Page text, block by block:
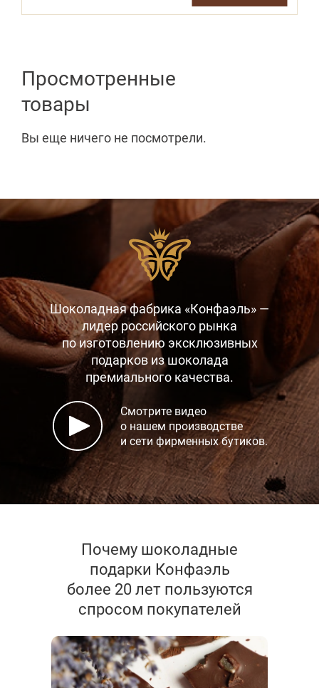
Просмотренные
товары
Вы еще ничего не посмотрели.
Шоколадная фабрика «Конфаэль» —
лидер российского рынка
по изготовлению эксклюзивных
подарков из шоколада
премиального качества.
Смотрите видео
о нашем производстве
и сети фирменных бутиков.
Почему шоколадные
подарки Конфаэль
более 20 лет пользуются
спросом покупателей